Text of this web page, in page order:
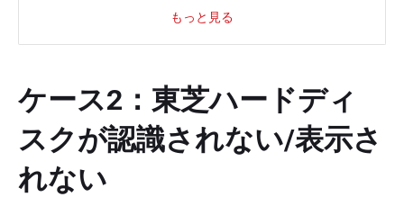
もっと見る
ケース2：東芝ハードディ
スクが認識されない/表示さ
れない